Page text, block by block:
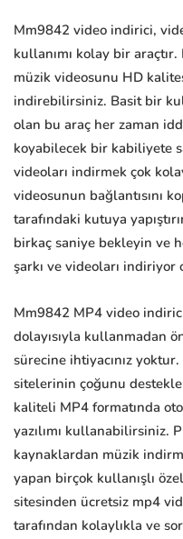
Mm9842 video indirici,
kullanımı kolay bir
müzik videosunu HD
indirebilirsiniz. Basit bir
olan bu araç her zaman
koyabilecek bir kabiliyete
videoları indirmek çok
videosunun bağlantısını
tarafındaki kutuya
birkaç saniye bekleyin ve
şarkı ve videoları
Mm9842 MP4 video
dolayısıyla kullanmadan
sürecine ihtiyacınız
sitelerinin çoğunu
kaliteli MP4 formatında
yazılımı kullanabilirsiniz.
kaynaklardan müzik
yapan birçok kullanışlı
sitesinden ücretsiz mp4
tarafından kolaylıkla ve